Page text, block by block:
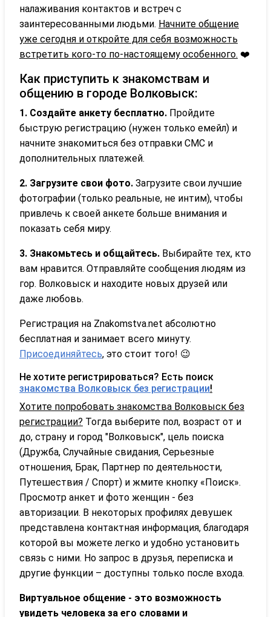
налаживания контактов и встреч с
заинтересованными людьми. Начните общение
уже сегодня и откройте для себя возможность
встретить кого-то по-настоящему особенного. ❤️
Как приступить к знакомствам и
общению в городе Волковыск:
1. Создайте анкету бесплатно. Пройдите
быструю регистрацию (нужен только емейл) и
начните знакомиться без отправки СМС и
дополнительных платежей.
2. Загрузите свои фото. Загрузите свои лучшие
фотографии (только реальные, не интим), чтобы
привлечь к своей анкете больше внимания и
показать себя миру.
3. Знакомьтесь и общайтесь. Выбирайте тех, кто
вам нравится. Отправляйте сообщения людям из
гор. Волковыск и находите новых друзей или
даже любовь.
Регистрация на Znakomstva.net абсолютно
бесплатная и занимает всего минуту.
Присоединяйтесь, это стоит того! 😉
Не хотите регистрироваться? Есть поиск
знакомства Волковыск без регистрации!
Хотите попробовать знакомства Волковыск без
регистрации? Тогда выберите пол, возраст от и
до, страну и город "Волковыск", цель поиска
(Дружба, Случайные свидания, Серьезные
отношения, Брак, Партнер по деятельности,
Путешествия / Спорт) и жмите кнопку «Поиск».
Просмотр анкет и фото женщин - без
авторизации. В некоторых профилях девушек
представлена контактная информация, благодаря
которой вы можете легко и удобно установить
связь с ними. Но запрос в друзья, переписка и
другие функции – доступны только после входа.
Виртуальное общение - это возможность
увидеть человека за его словами и